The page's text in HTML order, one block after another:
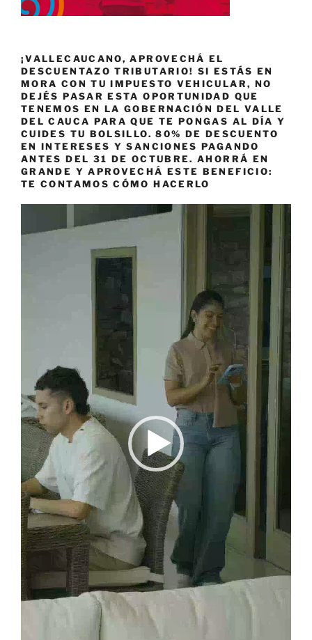
¡VALLECAUCANO, APROVECHÁ EL
DESCUENTAZO TRIBUTARIO! SI ESTÁS EN
MORA CON TU IMPUESTO VEHICULAR, NO
DEJÉS PASAR ESTA OPORTUNIDAD QUE
TENEMOS EN LA GOBERNACIÓN DEL VALLE
DEL CAUCA PARA QUE TE PONGAS AL DÍA Y
CUIDES TU BOLSILLO. 80% DE DESCUENTO
EN INTERESES Y SANCIONES PAGANDO
ANTES DEL 31 DE OCTUBRE. AHORRÁ EN
GRANDE Y APROVECHÁ ESTE BENEFICIO:
TE CONTAMOS CÓMO HACERLO